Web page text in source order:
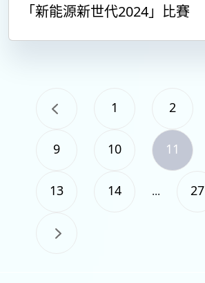
「新能源新世代2024」比賽
1 2
9 10 11
13 14 ... 27